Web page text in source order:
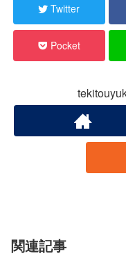
Twitter
Pocket
関連記事